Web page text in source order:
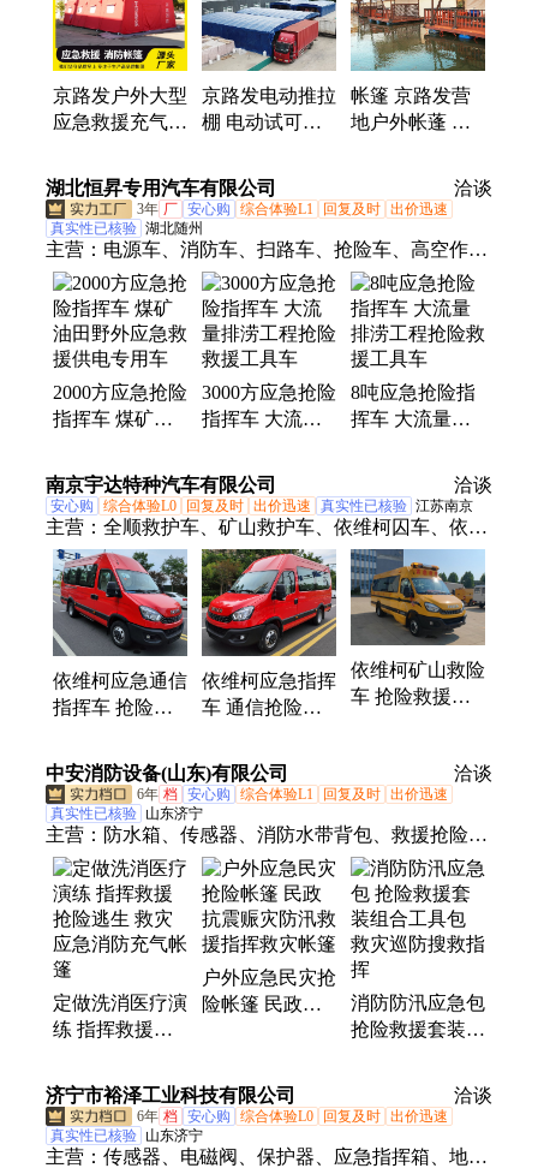
京路发户外大型
应急救援充气野
抗洪抢险救灾帐
篷
京路发电动推拉
棚 电动试可伸
门设计安装
帐篷 京路发营
地户外帐蓬 特
湖北恒昇专用汽车有限公司 洽谈
3年 厂 安心购 综合体验L1 回复及时 出价迅速
真实性已核验 湖北随州
主营： 电源车、消防车、扫路车、抢险车、高空作业
车、垃圾车、沥青洒布车
2000方应急抢险
指挥车 煤矿油
供电专用车
3000方应急抢险
指挥车 大流量
援工具车
8吨应急抢险指
挥车 大流量排
南京宇达特种汽车有限公司 洽谈
安心购 综合体验L0 回复及时 出价迅速 真实性已核验 江苏南京
主营： 全顺救护车、矿山救护车、依维柯囚车、依维
柯通信指挥车、依维柯探管车、依维柯救护车、依维
柯冷藏车、工程车、救险车、检测车、运兵车、服务
车
依维柯应急通信
指挥车 抢险救
NJ5046XZHF2E-
1
依维柯应急指挥
车 通信抢险救
NJ5046XZHF2E-
1
依维柯矿山救险
车 抢险救援车
中安消防设备(山东)有限公司 洽谈
6年 档 安心购 综合体验L1 回复及时 出价迅速
真实性已核验 山东济宁
主营： 防水箱、传感器、消防水带背包、救援抢险逃
生、遥控升降履带底盘
定做洗消医疗演
练 指挥救援抢
急消防充气帐篷
户外应急民灾抢
险帐篷 民政抗
消防防汛应急包
抢险救援套装组
巡防搜救指挥
济宁市裕泽工业科技有限公司 洽谈
6年 档 安心购 综合体验L0 回复及时 出价迅速
真实性已核验 山东济宁
主营： 传感器、电磁阀、保护器、应急指挥箱、地